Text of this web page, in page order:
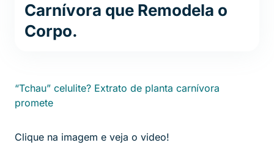
Carnívora que Remodela o
Corpo.
“Tchau” celulite? Extrato de planta carnívora
promete
Clique na imagem e veja o video!